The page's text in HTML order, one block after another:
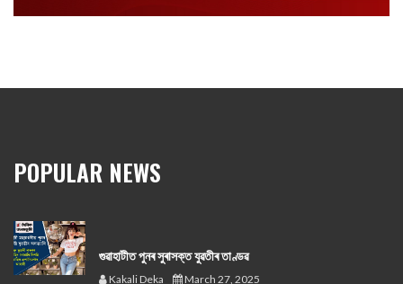
POPULAR NEWS
গুৱাহাটীত পুনৰ সুৰাসক্ত যুৱতীৰ তাণ্ডৱ
Kakali Deka March 27, 2025